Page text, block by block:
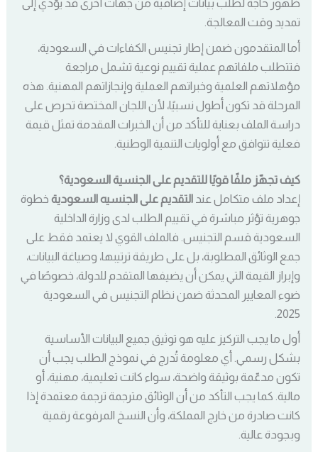
ظهور حاجة لطلب بيانات إضافية من جهات أخرى قد يؤدي إلى
تمديد وقت المعالجة.
أما المتقدمون ضمن إطار تجنيس الكفاءات في السعودية،
فتتطلب ملفاتهم عملية تقييم نوعية تشمل مراجعة
مؤهلاتهم العلمية وخبراتهم العملية وإنجازاتهم المهنية. هذه
المرحلة قد تكون أطول نسبيًا، لأن اللجان المختصة تحرص على
دراسة الملف بعناية للتأكد من أن الخبرات المقدمة تمثل قيمة
فعلية تتوافق مع أولويات التنمية الوطنية.
كيف تجهّز ملفًا قويًا للتقديم على الجنسية السعودية؟
إعداد ملف متكامل عندالتقديم على الجنسيه السعودية خطوة
جوهرية تؤثر مباشرة في تقييم الطلب لدى وزارة الداخلية
السعودية قسم التجنيس. فالملف القوي لا يعتمد فقط على
جمع الوثائق المطلوبة، بل على طريقة ترتيبها، وصياغة البيانات،
وإبراز القيمة التي يمكن أن يضيفها المتقدم للدولة، خصوصًا في
ضوء المعايير المحدثة ضمن نظام التجنيس في السعودية
2025.
أول ما يجب التركيز عليه هو توثيق جميع البيانات الأساسية
بشكل رسمي. أي معلومة تُدرج في نموذج الطلب يجب أن
تكون مدعّمة بوثيقة واضحة، سواء كانت تعليمية، مهنية، أو
مالية. كما يجب التأكد من أن الوثائق مترجمة ترجمة معتمدة إذا
كانت صادرة من خارج المملكة، وأن النسخ المرفوعة رقمية
وبجودة عالية.